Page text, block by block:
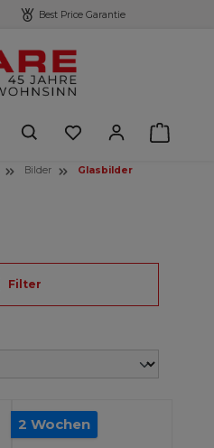
Best Price Garantie
Bilder Glasbilder
Filter
2 Wochen